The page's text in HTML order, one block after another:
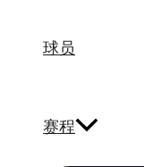
球员
赛程